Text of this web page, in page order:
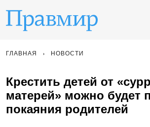
ГЛАВНАЯ НОВОСТИ
Крестить детей от
матерей» можно будет
покаяния родителей